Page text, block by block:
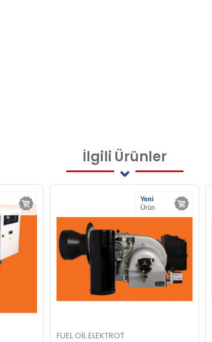
İlgili Ürünler
Yeni
Ürün
FUEL OİL ELEKTROT